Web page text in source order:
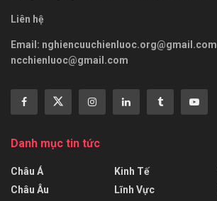
Liên hệ
Email: nghiencuuchienluoc.org@gmail.com
ncchienluoc@gmail.com
Danh mục tin tức
Châu Á
Châu Âu
Kinh Tế
Lĩnh Vực